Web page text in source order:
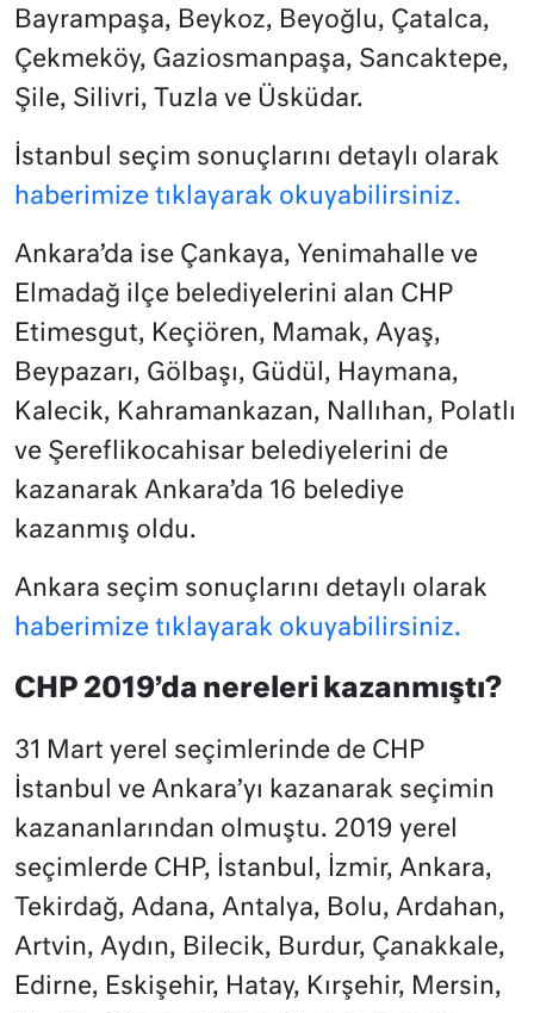
Bayrampaşa, Beykoz, Beyoğlu, Çatalca,
Çekmeköy, Gaziosmanpaşa, Sancaktepe,
Şile, Silivri, Tuzla ve Üsküdar.
İstanbul seçim sonuçlarını detaylı olarak
haberimize tıklayarak okuyabilirsiniz.
Ankara’da ise Çankaya, Yenimahalle ve
Elmadağ ilçe belediyelerini alan CHP
Etimesgut, Keçiören, Mamak, Ayaş,
Beypazarı, Gölbaşı, Güdül, Haymana,
Kalecik, Kahramankazan, Nallıhan, Polatlı
ve Şereflikocahisar belediyelerini de
kazanarak Ankara’da 16 belediye
kazanmış oldu.
Ankara seçim sonuçlarını detaylı olarak
haberimize tıklayarak okuyabilirsiniz.
CHP 2019’da nereleri kazanmıştı?
31 Mart yerel seçimlerinde de CHP
İstanbul ve Ankara’yı kazanarak seçimin
kazananlarından olmuştu. 2019 yerel
seçimlerde CHP, İstanbul, İzmir, Ankara,
Tekirdağ, Adana, Antalya, Bolu, Ardahan,
Artvin, Aydın, Bilecik, Burdur, Çanakkale,
Edirne, Eskişehir, Hatay, Kırşehir, Mersin,